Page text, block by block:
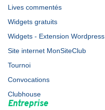
Lives commentés
Widgets gratuits
Widgets - Extension Wordpress
Site internet MonSiteClub
Tournoi
Convocations
Clubhouse
Entreprise